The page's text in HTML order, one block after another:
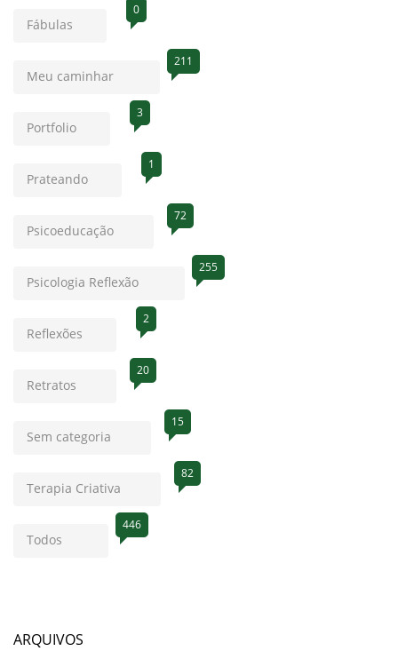
Fábulas
0
Meu caminhar
211
Portfolio
3
Prateando
1
Psicoeducação
72
Psicologia Reflexão
255
Reflexões
2
Retratos
20
Sem categoria
15
Terapia Criativa
82
Todos
446
ARQUIVOS